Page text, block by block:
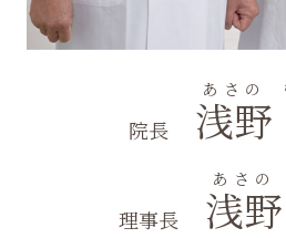
院長 浅野
理事長 浅野